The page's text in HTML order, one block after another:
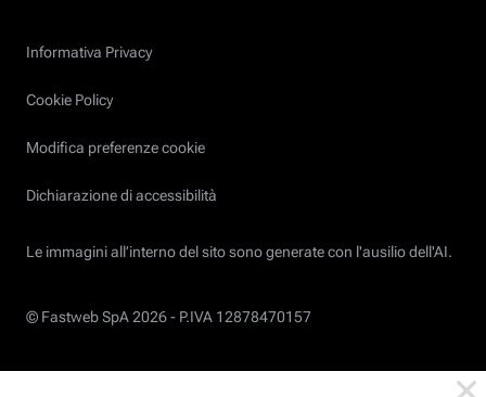
Informativa Privacy
Cookie Policy
Modifica preferenze cookie
Dichiarazione di accessibilità
Le immagini all’interno del sito sono generate con l'ausilio dell'AI.
© Fastweb SpA 2026 - P.IVA 12878470157